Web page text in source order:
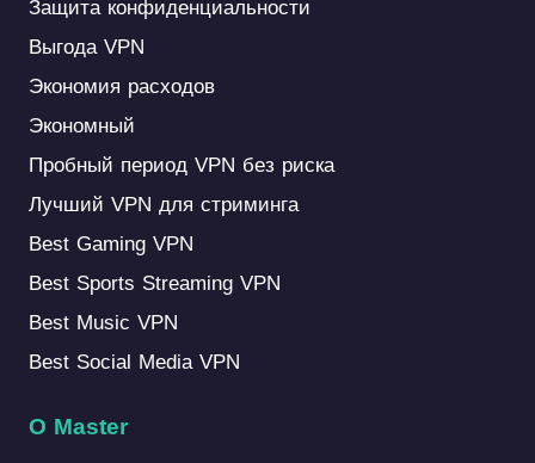
Защита конфиденциальности
Выгода VPN
Экономия расходов
Экономный
Пробный период VPN без риска
Лучший VPN для стриминга
Best Gaming VPN
Best Sports Streaming VPN
Best Music VPN
Best Social Media VPN
О Master